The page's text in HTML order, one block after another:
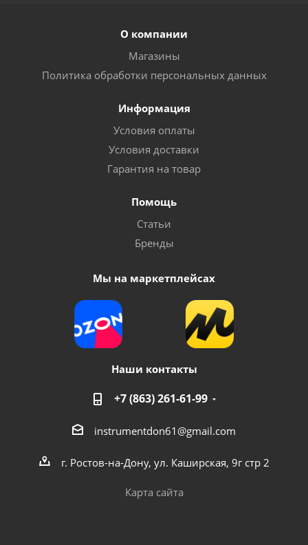
О компании
Магазины
Политика обработки персональных данных
Информация
Условия оплаты
Условия доставки
Гарантия на товар
Помощь
Статьи
Бренды
Мы на маркетплейсах
Наши контакты
+7 (863) 261-61-99
instrumentdon61@gmail.com
г. Ростов-на-Дону, ул. Каширская, 9г стр 2
Карта сайта